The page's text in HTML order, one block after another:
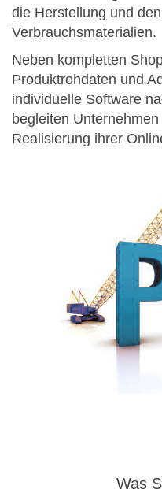
die Herstellung und
Verbrauchsmaterialien.
Neben kompletten
Produktrohdaten und
individuelle Software
begleiten
Realisierung ihrer
Was